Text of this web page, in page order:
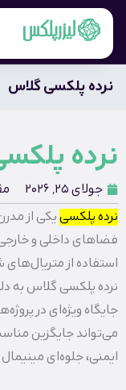
نرده پلکسی گلاس
نرده
جولای 25, 2026
نرده پلکسییکی از
فضاهای داخلی و
استفاده از
نرده پلکسی گلاس به
جایگاه ویژه‌ای در
می‌تواند جایگزین
ایمنی، جلوه‌ای